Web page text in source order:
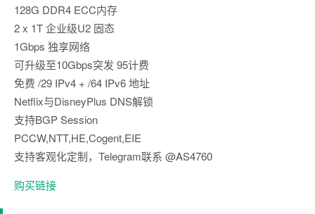
128G DDR4 ECC内存
2 x 1T 企业级U2 固态
1Gbps 独享网络
可升级至10Gbps突发 95计费
免费 /29 IPv4 + /64 IPv6 地址
Netflix与DisneyPlus DNS解锁
支持BGP Session
PCCW,NTT,HE,Cogent,EIE
支持客观化定制，Telegram联系 @AS4760
购买链接